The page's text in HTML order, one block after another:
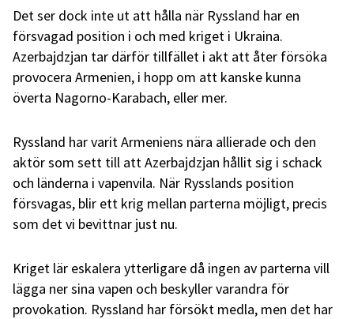
Det ser dock inte ut att hålla när Ryssland har en
försvagad position i och med kriget i Ukraina.
Azerbajdzjan tar därför tillfället i akt att åter försöka
provocera Armenien, i hopp om att kanske kunna
överta Nagorno-Karabach, eller mer.
Ryssland har varit Armeniens nära allierade och den
aktör som sett till att Azerbajdzjan hållit sig i schack
och länderna i vapenvila. När Rysslands position
försvagas, blir ett krig mellan parterna möjligt, precis
som det vi bevittnar just nu.
Kriget lär eskalera ytterligare då ingen av parterna vill
lägga ner sina vapen och beskyller varandra för
provokation. Ryssland har försökt medla, men det har